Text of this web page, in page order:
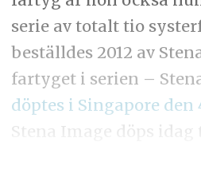
serie av totalt tio
beställdes 2012 av
fartyget i serien –
döptes i Singapore den
Stena Image döps idag